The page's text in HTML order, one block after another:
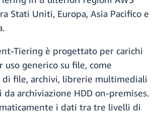
Stati Uniti, Europa, Asia Pacifico e
Tiering è progettato per carichi
uso generico su file, come
di file, archivi, librerie multimediali
da archiviazione HDD on-premises.
i dati tra tre livelli di